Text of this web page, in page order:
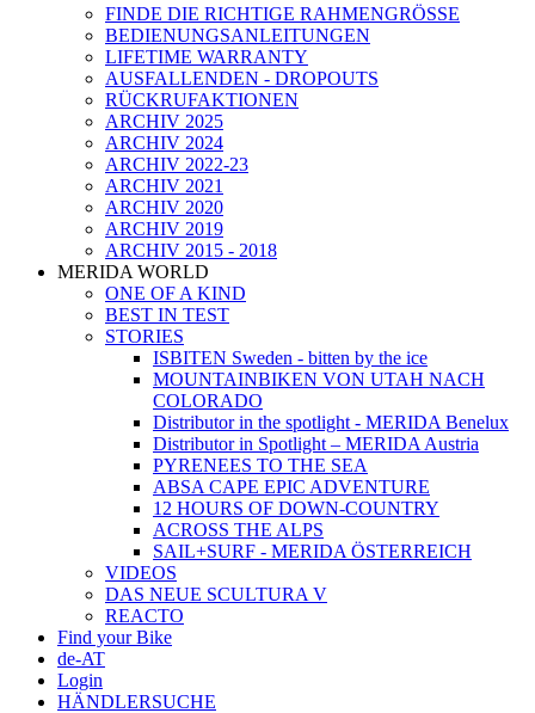
FINDE DIE RICHTIGE RAHMENGRÖSSE
BEDIENUNGSANLEITUNGEN
LIFETIME WARRANTY
AUSFALLENDEN - DROPOUTS
RÜCKRUFAKTIONEN
ARCHIV 2025
ARCHIV 2024
ARCHIV 2022-23
ARCHIV 2021
ARCHIV 2020
ARCHIV 2019
ARCHIV 2015 - 2018
MERIDA WORLD
ONE OF A KIND
BEST IN TEST
STORIES
ISBITEN Sweden - bitten by the ice
MOUNTAINBIKEN VON UTAH NACH
COLORADO
Distributor in the spotlight - MERIDA Benelux
Distributor in Spotlight – MERIDA Austria
PYRENEES TO THE SEA
ABSA CAPE EPIC ADVENTURE
12 HOURS OF DOWN-COUNTRY
ACROSS THE ALPS
SAIL+SURF - MERIDA ÖSTERREICH
VIDEOS
DAS NEUE SCULTURA V
REACTO
Find your Bike
de-AT
Login
HÄNDLERSUCHE